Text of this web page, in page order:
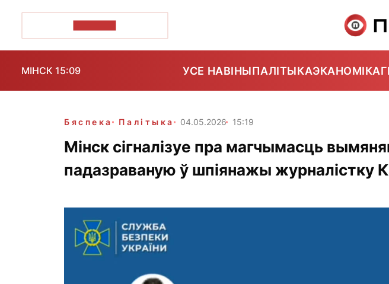
МІНСК 15:09 УСЕ НАВІНЫПАЛІТЫКАЭКАНОМІКА
Бяспека Палітыка 04.05.2026 15:19
Мінск сігналізуе пра магчымасць
падазраваную ў шпіянажы журналістку